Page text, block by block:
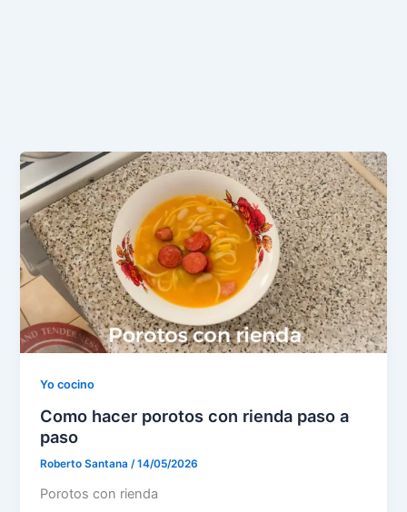
Yo cocino
Como hacer porotos con rienda paso a
paso
Roberto Santana/14/05/2026
Porotos con rienda